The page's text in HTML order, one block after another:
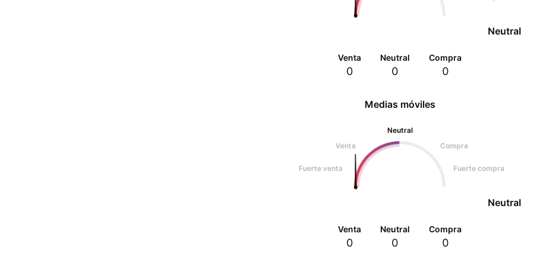
Neutral
Venta
0
Neutral
0
Compra
0
Medias móviles
Neutral
Venta
Compra
Fuerte venta Fuerte compra
Neutral
Venta
0
Neutral
0
Compra
0